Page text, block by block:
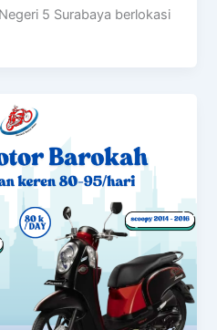
5 Surabaya berlokasi